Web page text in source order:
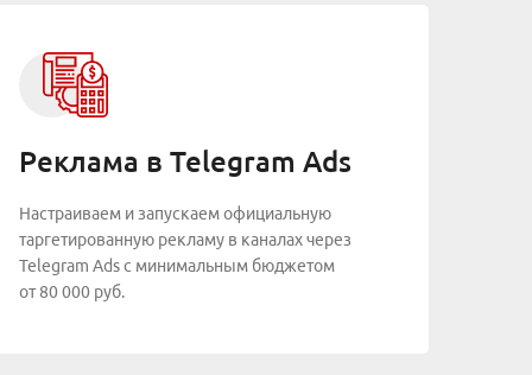
Реклама в Telegram Ads
Настраиваем и запускаем официальную
таргетированную рекламу в каналах через
Telegram Ads с минимальным бюджетом
от 80 000 руб.